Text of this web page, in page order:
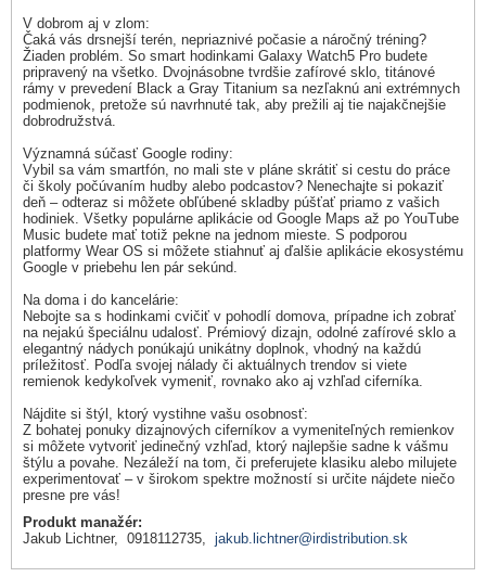
V dobrom aj v zlom:
Čaká vás drsnejší terén, nepriaznivé počasie a náročný tréning?
Žiaden problém. So smart hodinkami Galaxy Watch5 Pro budete
pripravený na všetko. Dvojnásobne tvrdšie zafírové sklo, titánové
rámy v prevedení Black a Gray Titanium sa nezľaknú ani extrémnych
podmienok, pretože sú navrhnuté tak, aby prežili aj tie najakčnejšie
dobrodružstvá.
Významná súčasť Google rodiny:
Vybil sa vám smartfón, no mali ste v pláne skrátiť si cestu do práce
či školy počúvaním hudby alebo podcastov? Nenechajte si pokaziť
deň – odteraz si môžete obľúbené skladby púšťať priamo z vašich
hodiniek. Všetky populárne aplikácie od Google Maps až po YouTube
Music budete mať totiž pekne na jednom mieste. S podporou
platformy Wear OS si môžete stiahnuť aj ďalšie aplikácie ekosystému
Google v priebehu len pár sekúnd.
Na doma i do kancelárie:
Nebojte sa s hodinkami cvičiť v pohodlí domova, prípadne ich zobrať
na nejakú špeciálnu udalosť. Prémiový dizajn, odolné zafírové sklo a
elegantný nádych ponúkajú unikátny doplnok, vhodný na každú
príležitosť. Podľa svojej nálady či aktuálnych trendov si viete
remienok kedykoľvek vymeniť, rovnako ako aj vzhľad ciferníka.
Nájdite si štýl, ktorý vystihne vašu osobnosť:
Z bohatej ponuky dizajnových ciferníkov a vymeniteľných remienkov
si môžete vytvoriť jedinečný vzhľad, ktorý najlepšie sadne k vášmu
štýlu a povahe. Nezáleží na tom, či preferujete klasiku alebo milujete
experimentovať – v širokom spektre možností si určite nájdete niečo
presne pre vás!
Produkt manažér:
Jakub Lichtner, 0918112735, jakub.lichtner@irdistribution.sk